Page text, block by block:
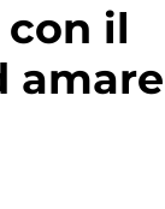
con il
amare